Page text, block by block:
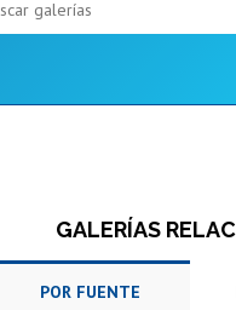
Bachillerato
GALERÍAS
POR FUENTE